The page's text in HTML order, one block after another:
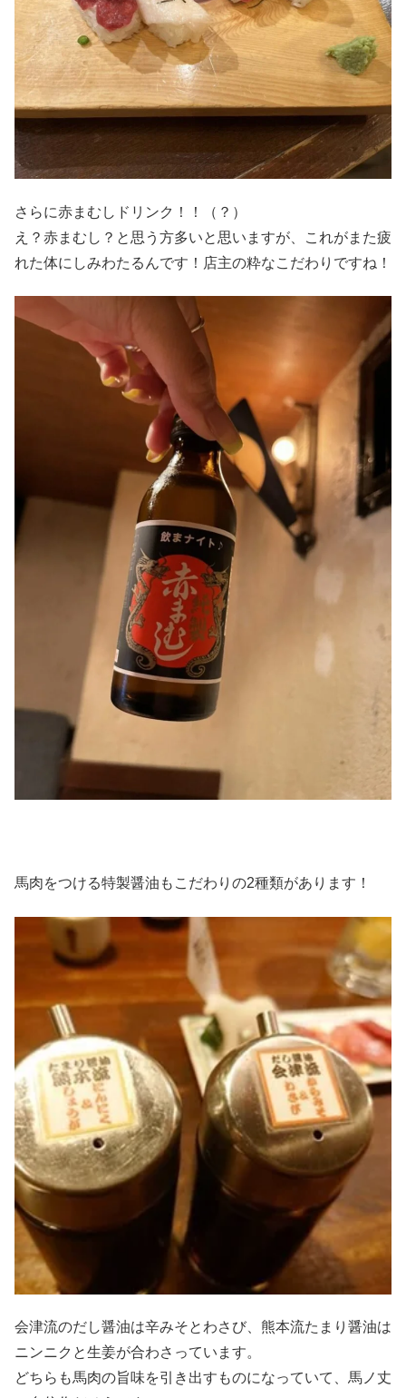
さらに赤まむしドリンク！！（？）
え？赤まむし？と思う方多いと思いますが、これがまた疲
れた体にしみわたるんです！店主の粋なこだわりですね！
馬肉をつける特製醤油もこだわりの2種類があります！
会津流のだし醤油は辛みそとわさび、熊本流たまり醤油は
ニンニクと生姜が合わさっています。
どちらも馬肉の旨味を引き出すものになっていて、馬ノ丈